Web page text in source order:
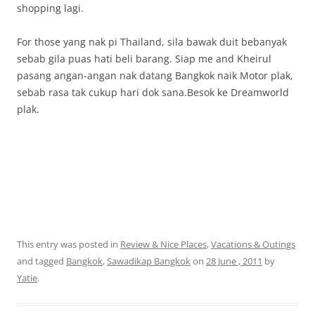
shopping lagi.
For those yang nak pi Thailand, sila bawak duit bebanyak
sebab gila puas hati beli barang. Siap me and Kheirul
pasang angan-angan nak datang Bangkok naik Motor plak,
sebab rasa tak cukup hari dok sana.Besok ke Dreamworld
plak.
This entry was posted in Review & Nice Places,Vacations & Outings
and tagged Bangkok,Sawadikap Bangkokon 28 June , 2011 by
Yatie.